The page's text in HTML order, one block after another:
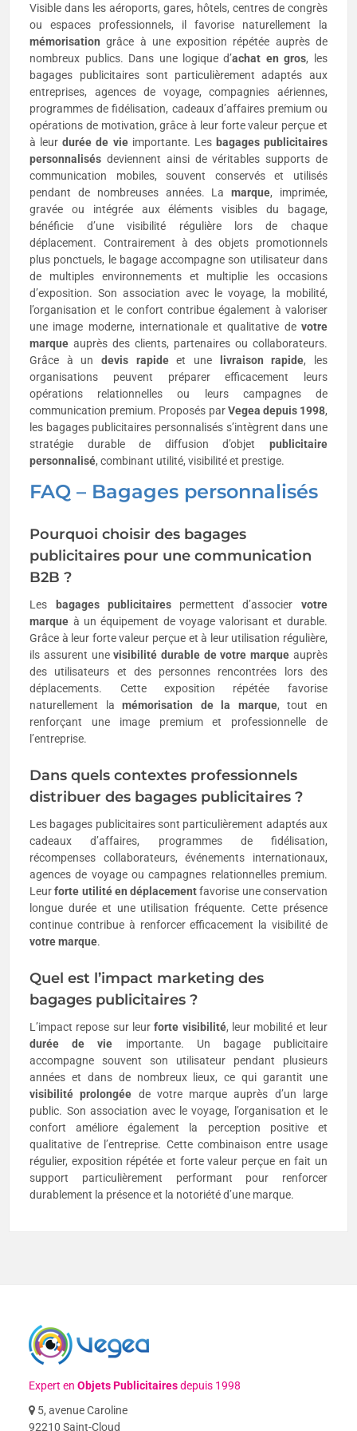
Visible dans les aéroports, gares, hôtels, centres de congrès
ou espaces professionnels, il favorise naturellement la
mémorisation grâce à une exposition répétée auprès de
nombreux publics. Dans une logique d’achat en gros, les
bagages publicitaires sont particulièrement adaptés aux
entreprises, agences de voyage, compagnies aériennes,
programmes de fidélisation, cadeaux d’affaires premium ou
opérations de motivation, grâce à leur forte valeur perçue et
à leurdurée de vieimportante. Les bagages publicitaires
personnalisés deviennent ainsi de véritables supports de
communication mobiles, souvent conservés et utilisés
pendant de nombreuses années. Lamarque, imprimée,
gravée ou intégrée aux éléments visibles du bagage,
bénéficie d’une visibilité régulière lors de chaque
déplacement. Contrairement à des objets promotionnels
plus ponctuels, le bagage accompagne son utilisateur dans
de multiples environnements et multiplie les occasions
d’exposition. Son association avec le voyage, la mobilité,
l’organisation et le confort contribue également à valoriser
une image moderne, internationale et qualitative de votre
marque auprès des clients, partenaires ou collaborateurs.
Grâce à undevis rapideet une livraison rapide, les
organisations peuvent préparer efficacement leurs
opérations relationnelles ou leurs campagnes de
communication premium. Proposés parVegea depuis 1998,
les bagages publicitaires personnalisés s’intègrent dans une
stratégie durable de diffusion d’objet publicitaire
personnalisé, combinant utilité, visibilité et prestige.
FAQ – Bagages personnalisés
Pourquoi choisir des bagages
publicitaires pour une communication
B2B ?
Les bagages publicitairespermettent d’associer votre
marque à un équipement de voyage valorisant et durable.
Grâce à leur forte valeur perçue et à leur utilisation régulière,
ils assurent unevisibilité durable de votre marque auprès
des utilisateurs et des personnes rencontrées lors des
déplacements. Cette exposition répétée favorise
naturellement lamémorisation de la marque, tout en
renforçant une image premium et professionnelle de
l’entreprise.
Dans quels contextes professionnels
distribuer des bagages publicitaires ?
Les bagages publicitaires sont particulièrement adaptés aux
cadeaux d’affaires, programmes de fidélisation,
récompenses collaborateurs, événements internationaux,
agences de voyage ou campagnes relationnelles premium.
Leurforte utilité en déplacementfavorise une conservation
longue durée et une utilisation fréquente. Cette présence
continue contribue à renforcer efficacement la visibilité de
votre marque.
Quel est l’impact marketing des
bagages publicitaires ?
L’impact repose sur leurforte visibilité, leur mobilité et leur
durée de vie importante. Un bagage publicitaire
accompagne souvent son utilisateur pendant plusieurs
années et dans de nombreux lieux, ce qui garantit une
visibilité prolongée de votre marque auprès d’un large
public. Son association avec le voyage, l’organisation et le
confort améliore également la perception positive et
qualitative de l’entreprise. Cette combinaison entre usage
régulier, exposition répétée et forte valeur perçue en fait un
support particulièrement performant pour renforcer
durablement la présence et la notoriété d’une marque.
Expert enObjets Publicitairesdepuis 1998
5, avenue Caroline
92210 Saint-Cloud